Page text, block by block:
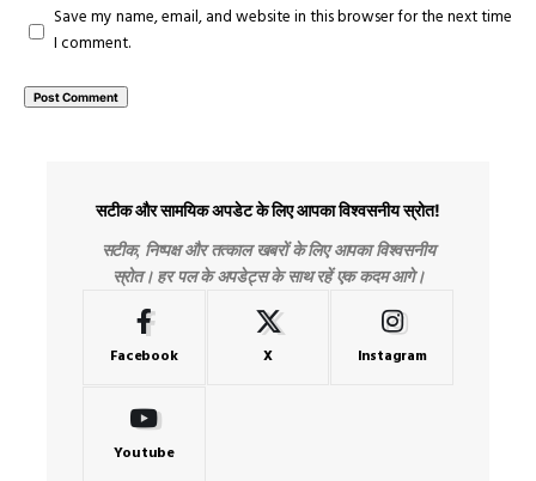
Save my name, email, and website in this browser for the next time
I comment.
सटीक और सामयिक अपडेट के लिए आपका विश्वसनीय स्रोत!
सटीक, निष्पक्ष और तत्काल खबरों के लिए आपका विश्वसनीय
स्रोत। हर पल के अपडेट्स के साथ रहें एक कदम आगे।
Facebook X Instagram
Youtube